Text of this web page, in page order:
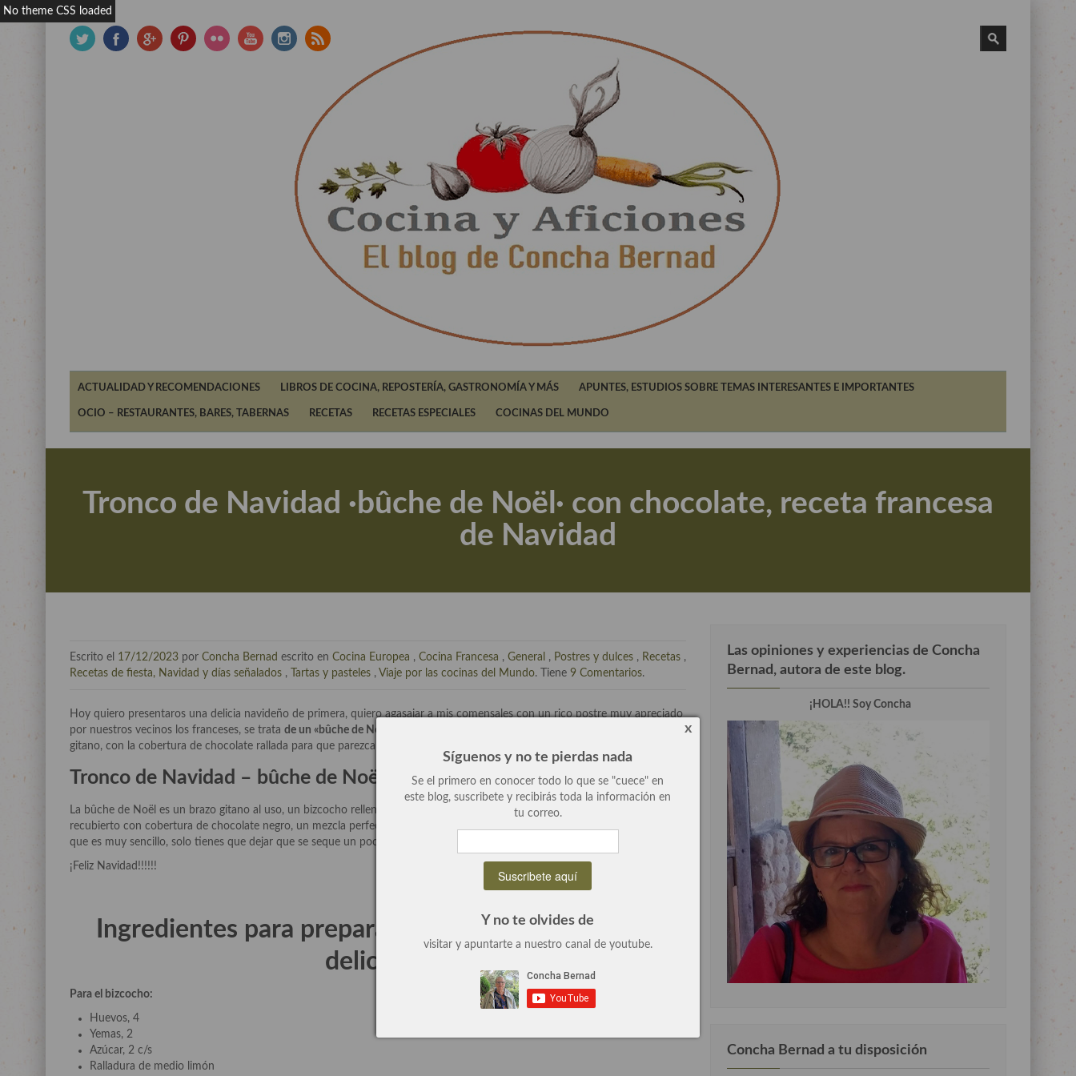
ACTUALIDAD Y RECOMENDACIONES LIBROS DE COCINA, REPOSTERÍA, GASTRONOMÍA Y MÁS APUNTES, ESTUDIOS SOBRE TEMAS INTERESANTES E IMPORTANTES
OCIO – RESTAURANTES, BARES, TABERNAS RECETAS RECETAS ESPECIALES COCINAS DEL MUNDO
Tronco de Navidad ·bûche de Noël· con chocolate, receta francesa
de Navidad
Escrito el 17/12/2023 por Concha Bernad escrito en Cocina Europea , Cocina Francesa , General , Postres y dulces , Recetas ,
Recetas de fiesta, Navidad y días señalados , Tartas y pasteles , Viaje por las cocinas del Mundo. Tiene 9 Comentarios.
Hoy quiero presentaros una delicia navideño de primera, quiero agasajar a mis comensales con un rico postre muy apreciado
por nuestros vecinos los franceses, se trata de un «bûche de Noël», tronco de Navidad
gitano, con la cobertura de chocolate rallada para que parezca un tronco de árbol. Os garantizo que esta super rico.
Tronco de Navidad – bûche de Noël:
La bûche de Noël es un brazo gitano al uso, un bizcocho relleno de crema pastelera aromatizada con vainilla (deliciosa) y
recubierto con cobertura de chocolate negro, un mezcla perfecta, y si no tienes ganas no hagas el diseño «tronco de árbol»
que es muy sencillo, solo tienes que dejar que se seque un poco la cobertura y con un tenedor hacer surcos.
¡Feliz Navidad!!!!!!
Ingredientes para preparar un tronco de Navidad
delicioso:
Para el bizcocho:
Huevos, 4
Yemas, 2
Azúcar, 2 c/s
Ralladura de medio limón
Las opiniones y experiencias de Concha
Bernad, autora de este blog.
¡HOLA!! Soy Concha
Concha Bernad a tu disposición
x
Síguenos y no te pierdas nada
Se el primero en conocer todo lo que se "cuece" en
este blog, suscribete y recibirás toda la información en
tu correo.
Y no te olvides de
visitar y apuntarte a nuestro canal de youtube.
No theme CSS loaded